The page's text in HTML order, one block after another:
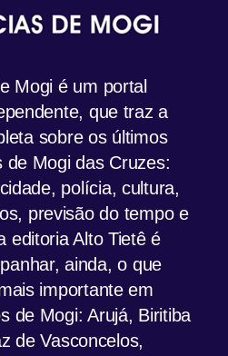
Mogi é um portal
que traz a
sobre os últimos
de Mogi das Cruzes:
polícia, cultura,
previsão do tempo e
editoria Alto Tietê é
ainda, o que
importante em
de Mogi: Arujá, Biritiba
de Vasconcelos,